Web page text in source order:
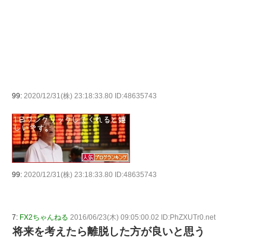
99: 2020/12/31(株) 23:18:33.80 ID:48635743
99: 2020/12/31(株) 23:18:33.80 ID:48635743
7: FX2ちゃんねる 2016/06/23(木) 09:05:00.02 ID:PhZXUTr0.net
将来を考えたら離脱した方が良いと思う